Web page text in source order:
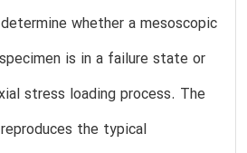
whether a mesoscopic
is in a failure state or
stress loading process. The
the typical